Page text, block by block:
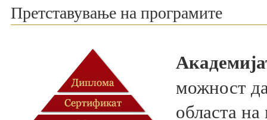
Претставување на програмите
можност
областа